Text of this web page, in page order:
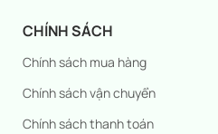
CHÍNH SÁCH
Chính sách mua hàng
Chính sách vận chuyển
Chính sách thanh toán